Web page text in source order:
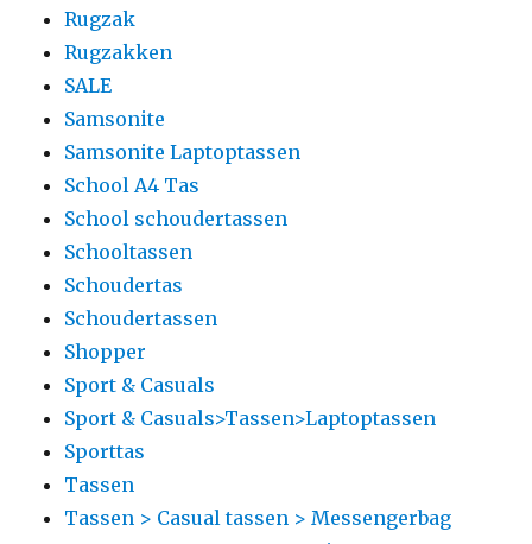
Rugzak
Rugzakken
SALE
Samsonite
Samsonite Laptoptassen
School A4 Tas
School schoudertassen
Schooltassen
Schoudertas
Schoudertassen
Shopper
Sport & Casuals
Sport & Casuals>Tassen>Laptoptassen
Sporttas
Tassen
Tassen > Casual tassen > Messengerbag